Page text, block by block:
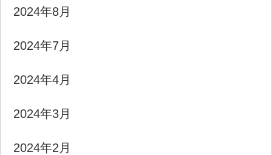
2024年8月
2024年7月
2024年4月
2024年3月
2024年2月